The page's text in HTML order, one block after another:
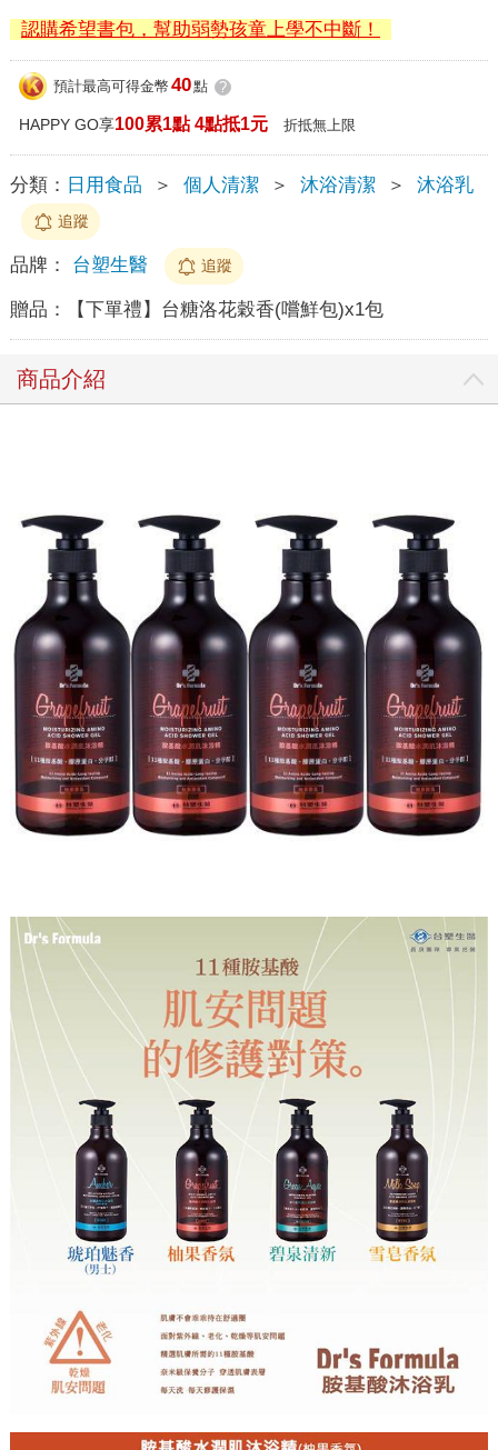
認購希望書包，幫助弱勢孩童上學不中斷！
預計最高可得金幣 40點 ?
HAPPY GO享100累1點 4點抵1元 折抵無上限
分類： 日用食品 ＞ 個人清潔 ＞ 沐浴清潔 ＞ 沐浴乳
追蹤
品牌： 台塑生醫 追蹤
贈品： 【下單禮】台糖洛花穀香(嚐鮮包)x1包
商品介紹